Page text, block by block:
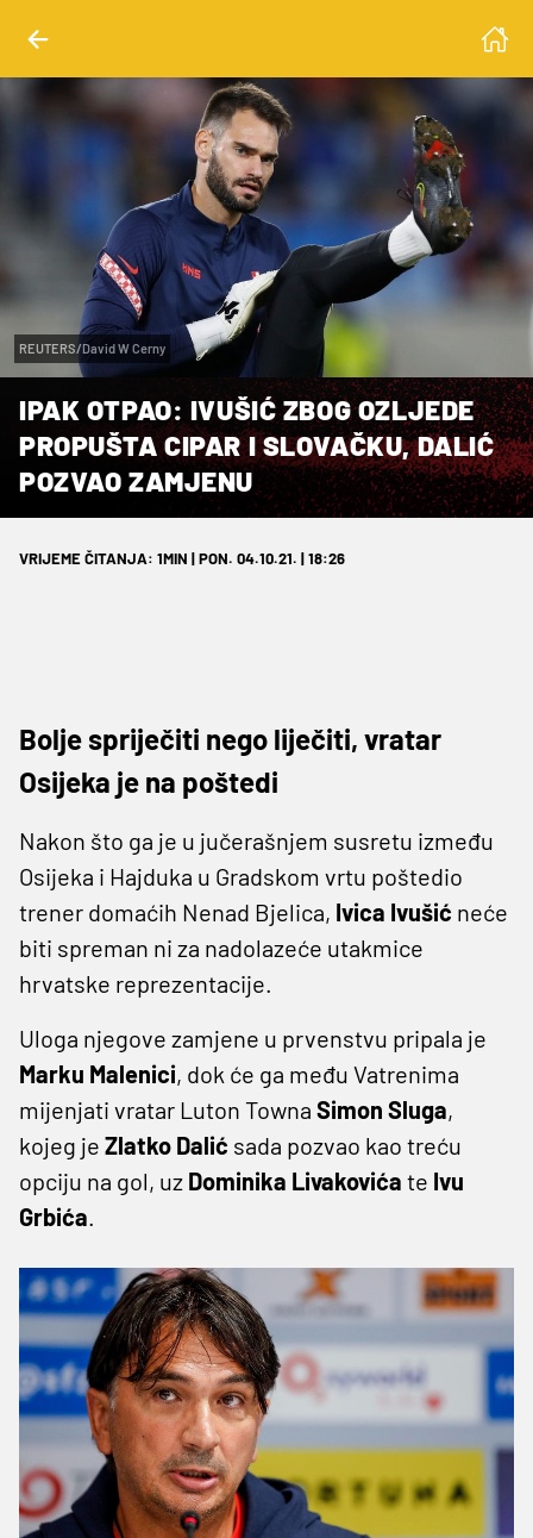
REUTERS/David W Cerny
IPAK OTPAO: IVUŠIĆ ZBOG OZLJEDE
PROPUŠTA CIPAR I SLOVAČKU, DALIĆ
POZVAO ZAMJENU
VRIJEME ČITANJA: 1MIN | PON. 04.10.21. | 18:26
Bolje spriječiti nego liječiti, vratar
Osijeka je na poštedi
Nakon što ga je u jučerašnjem susretu između
Osijeka i Hajduka u Gradskom vrtu poštedio
trener domaćih Nenad Bjelica, Ivica Ivušić neće
biti spreman ni za nadolazeće utakmice
hrvatske reprezentacije.
Uloga njegove zamjene u prvenstvu pripala je
Marku Malenici, dok će ga među Vatrenima
mijenjati vratar Luton Towna Simon Sluga,
kojeg je Zlatko Dalić sada pozvao kao treću
opciju na gol, uz Dominika Livakovića te Ivu
Grbića.